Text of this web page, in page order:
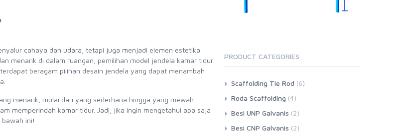
cahaya dan udara, tetapi juga menjadi elemen estetika
menarik di dalam ruangan, pemilihan model jendela kamar tidur
beragam pilihan desain jendela yang dapat menambah
menarik, mulai dari yang sederhana hingga yang mewah.
memperindah kamar tidur. Jadi, jika ingin mengetahui apa saja
ini!
PRODUCT CATEGORIES
Scaffolding Tie Rod (6)
Roda Scaffolding (4)
Besi UNP Galvanis (2)
Besi CNP Galvanis (2)